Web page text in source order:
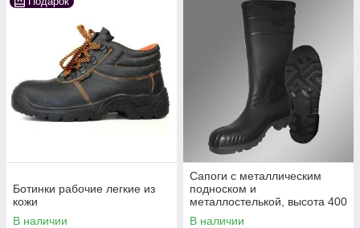
Ботинки рабочие легкие из
кожи
В наличии
Сапоги с металлическим
подноском и
металлостелькой, высота 400
мм
В наличии